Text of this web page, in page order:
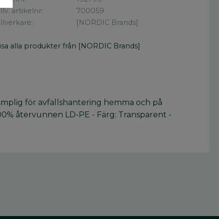
artikelnr
700059
[NORDIC Brands]
alla produkter från [NORDIC Brands]
för avfallshantering hemma och på
återvunnen LD-PE - Färg: Transparent -